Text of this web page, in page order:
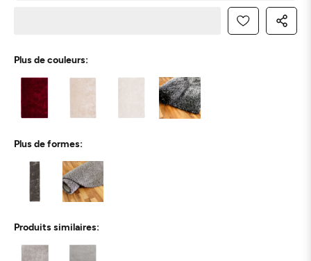
Plus de couleurs:
Plus de formes:
Produits similaires: